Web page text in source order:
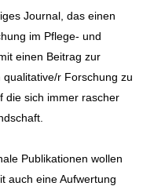
Journal, das einen
im Pflege- und
einen Beitrag zur
r Forschung zu
die sich immer rascher
Publikationen wollen
auch eine Aufwertung